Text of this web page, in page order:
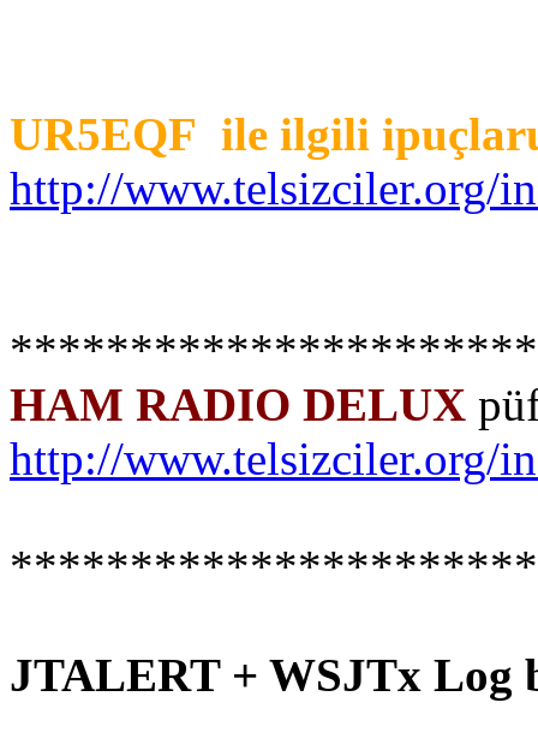
UR5EQF ile ilgili
http://www.telsizciler.org/
HAM RADIO DELUX
http://www.telsizciler.org/
JTALERT + WSJTx Log